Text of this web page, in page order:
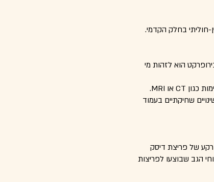
חוליתי בחלק הקדמי.
הוא לזהות מי
אבחון כאבי הגב התחתון מתבצע על ידי לקיחת ההיסטוריה רפואית, בדיקה גופנית רלוונטית ובמידת הצורך שימוש באמצעי דימות כגון CT או MRI.
שחיקתיים בעמוד
ניתוחית. מעל 95% ממקרי כאבי הגב על רקע של פריצת דיסק
ורק כ-5% מהמקרים ידרשו לטיפול ניתוחי. יתרה מכך, מחקרים בנושא מראים כי כ-93% מניתוחי הגב שבוצעו לפריצות